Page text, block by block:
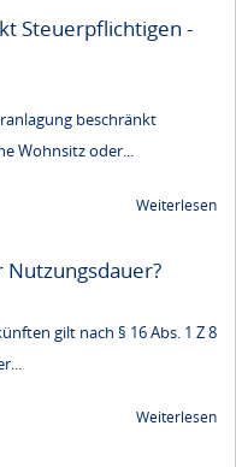
Steuerpflichtigen -
beschränkt
Wohnsitz oder...
Weiterlesen
gilt nach § 16 Abs. 1 Z 8
Weiterlesen